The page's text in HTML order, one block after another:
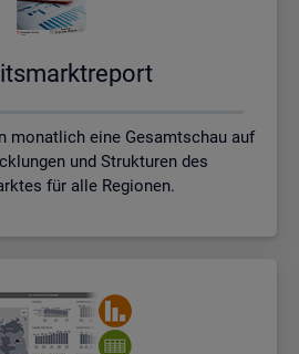
monatlich eine Gesamtschau auf
und Strukturen des
für alle Regionen.